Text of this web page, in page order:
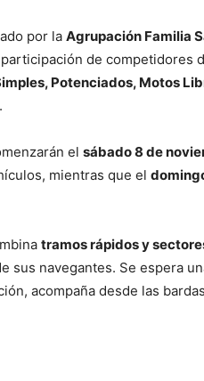
por la Agrupación Familia
de competidores
Potenciados, Motos
.
el sábado 8 de
mientras que el
tramos rápidos y
sus navegantes. Se espera
acompaña desde las